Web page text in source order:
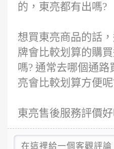
的，東亮都有出嗎?
想買東亮商品的話
牌會比較划算的購
嗎? 通常去哪個通路
亮會比較划算方便呢
東亮售後服務評價